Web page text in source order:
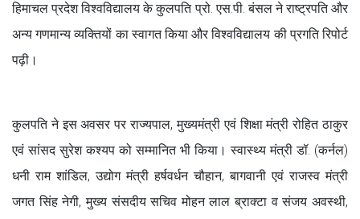
हिमाचल प्रदेश विश्वविद्यालय के कुलपति प्रो. एस.पी. बंसल ने राष्ट्रपति और
अन्य गणमान्य व्यक्तियों का स्वागत किया और विश्वविद्यालय की प्रगति रिपोर्ट
पढ़ी।
कुलपति ने इस अवसर पर राज्यपाल, मुख्यमंत्री एवं शिक्षा मंत्री रोहित ठाकुर
एवं सांसद सुरेश कश्यप को सम्मानित भी किया। स्वास्थ्य मंत्री डॉ. (कर्नल)
धनी राम शांडिल, उद्योग मंत्री हर्षवर्धन चौहान, बागवानी एवं राजस्व मंत्री
जगत सिंह नेगी, मुख्य संसदीय सचिव मोहन लाल ब्राक्टा व संजय अवस्थी,